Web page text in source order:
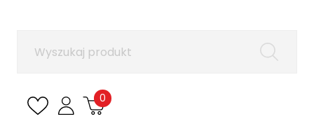
0
Aby zapisać produkty na liście ulubionych, musisz